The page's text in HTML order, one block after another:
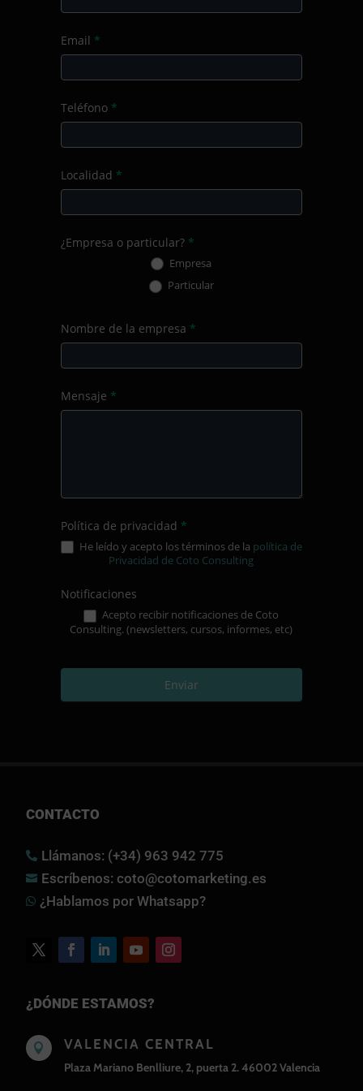
Email *
Teléfono *
Localidad *
¿Empresa o particular? *
Empresa
Particular
Nombre de la empresa *
Mensaje *
Política de privacidad *
He leído y acepto los términos de la política de
Privacidad de Coto Consulting
Notificaciones
Acepto recibir notificaciones de Coto
Consulting. (newsletters, cursos, informes, etc)
Enviar
CONTACTO
 Llámanos: (+34) 963 942 775
 Escríbenos: coto@cotomarketing.es
 ¿Hablamos por Whatsapp?
¿DÓNDE ESTAMOS?
 VALENCIA CENTRAL
Plaza Mariano Benlliure, 2, puerta 2. 46002 Valencia